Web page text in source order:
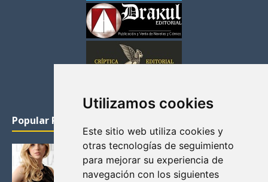
Utilizamos cookies
Este sitio web utiliza cookies y
otras tecnologías de seguimiento
para mejorar su experiencia de
navegación con los siguientes
Popular Posts
KATHERYN WINNICK: LA ACTRIZ MAS GUAPA DE
VIKINGOS
Junio 14, 2013